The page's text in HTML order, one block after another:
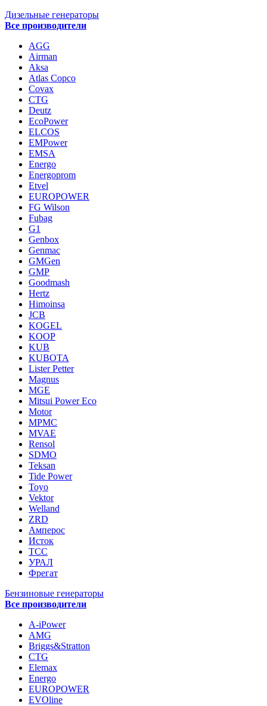
Дизельные генераторы
Все производители
AGG
Airman
Aksa
Atlas Copco
Covax
CTG
Deutz
EcoPower
ELCOS
EMPower
EMSA
Energo
Energoprom
Etvel
EUROPOWER
FG Wilson
Fubag
G1
Genbox
Genmac
GMGen
GMP
Goodmash
Hertz
Himoinsa
JCB
KOGEL
KOOP
KUB
KUBOTA
Lister Petter
Magnus
MGE
Mitsui Power Eco
Motor
MPMC
MVAE
Rensol
SDMO
Teksan
Tide Power
Toyo
Vektor
Welland
ZRD
Амперос
Исток
ТСС
УРАЛ
Фрегат
Бензиновые генераторы
Все производители
A-iPower
AMG
Briggs&Stratton
CTG
Elemax
Energo
EUROPOWER
EVOline